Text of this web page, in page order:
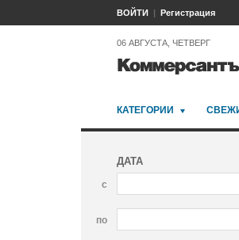
ВОЙТИ Регистрация
06 АВГУСТА, ЧЕТВЕРГ
КАТЕГОРИИ
ДАТА
с
по